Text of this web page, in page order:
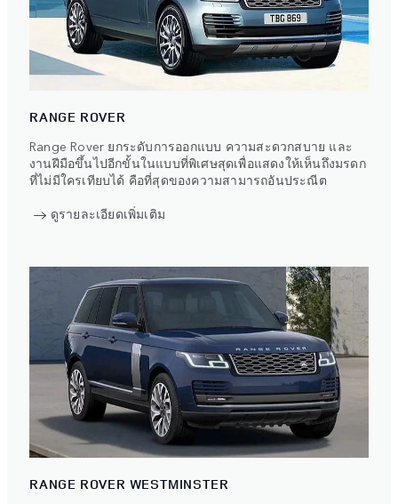
RANGE ROVER
Range Rover ยกระดับการออกแบบ ความสะดวกสบาย และ
งานฝีมือขึ้นไปอีกขั้นในแบบที่พิเศษสุดเพื่อแสดงให้เห็นถึงมรดก
ที่ไม่มีใครเทียบได้ คือที่สุดของความสามารถอันประณีต
ดูรายละเอียดเพิ่มเติม
RANGE ROVER WESTMINSTER